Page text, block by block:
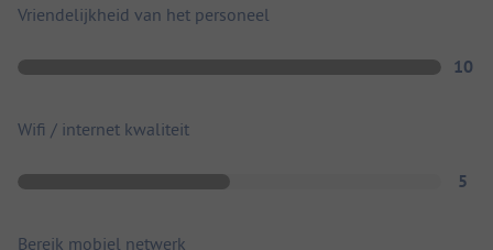
Vriendelijkheid van het personeel
10
Wifi / internet kwaliteit
5
Bereik mobiel netwerk